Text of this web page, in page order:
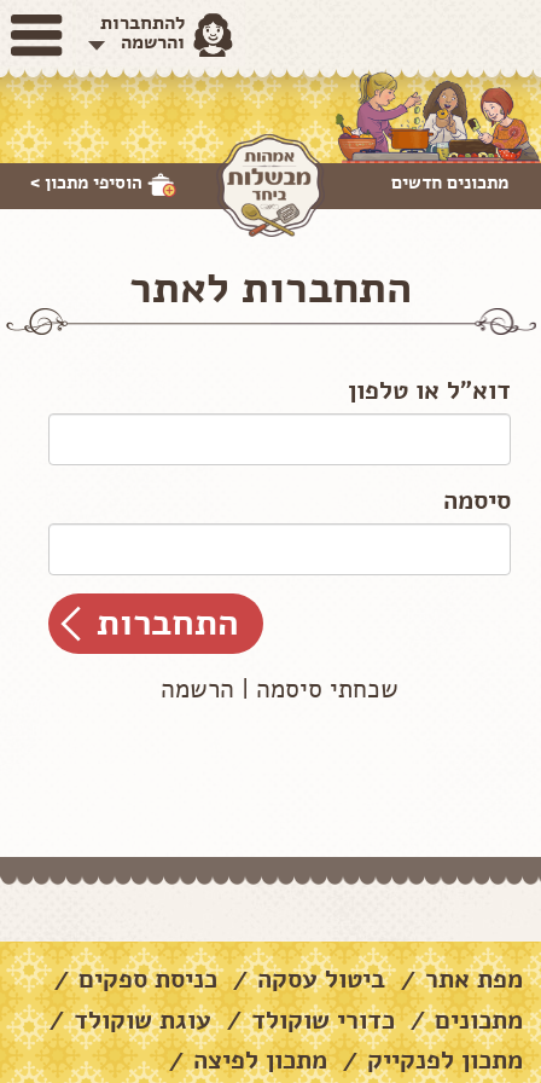
להתחברות
והרשמה
הוסיפי מתכון > מתכונים חדשים
התחברות לאתר
דוא"ל או טלפון
סיסמה
שכחתי סיסמה | הרשמה
מפת אתר / ביטול עסקה / כניסת ספקים /
מתכונים / כדורי שוקולד / עוגת שוקולד /
מתכון לפנקייק / מתכון לפיצה /